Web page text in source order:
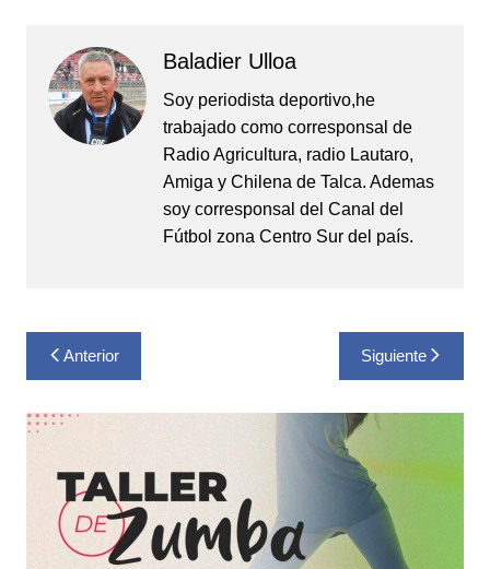
Baladier Ulloa
Soy periodista deportivo,he
trabajado como corresponsal de
Radio Agricultura, radio Lautaro,
Amiga y Chilena de Talca. Ademas
soy corresponsal del Canal del
Fútbol zona Centro Sur del país.
Navegación
de
entradas
Anterior Siguiente